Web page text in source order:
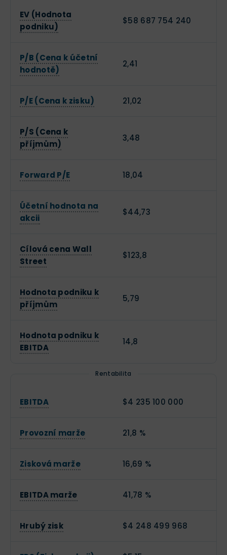
EV (Hodnota
podniku)
$58 687 754 240
P/B (Cena k účetní
hodnotě)
2,41
P/E (Cena k zisku) 21,02
P/S (Cena k
příjmům)
3,48
Forward P/E 18,04
Účetní hodnota na
akcii
$44,73
Cílová cena Wall
Street
$123,8
Hodnota podniku k
příjmům
5,79
Hodnota podniku k
EBITDA
14,8
Rentabilita
EBITDA $4 235 100 000
Provozní marže 21,8 %
Zisková marže 16,69 %
EBITDA marže 41,78 %
Hrubý zisk $4 248 499 968